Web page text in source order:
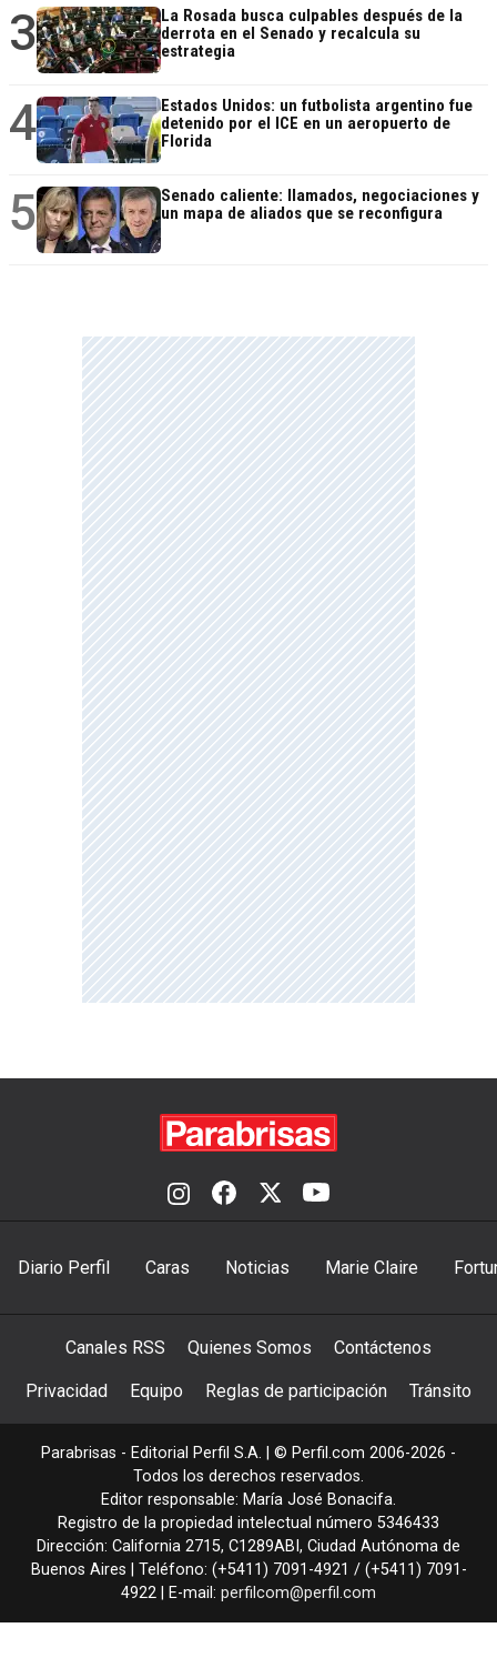
3
La Rosada busca culpables después de la
derrota en el Senado y recalcula su
estrategia
4
Estados Unidos: un futbolista argentino fue
detenido por el ICE en un aeropuerto de
Florida
5
Senado caliente: llamados, negociaciones y
un mapa de aliados que se reconfigura
Diario Perfil Caras Noticias Marie Claire
Canales RSS Quienes Somos Contáctenos
Privacidad Equipo Reglas de participación Tránsito
Parabrisas - Editorial Perfil S.A. | © Perfil.com 2006-2026 -
Todos los derechos reservados.
Editor responsable: María José Bonacifa.
Registro de la propiedad intelectual número 5346433
Dirección: California 2715, C1289ABI , Ciudad Autónoma de
Buenos Aires | Teléfono: (+5411) 7091-4921 / (+5411) 7091-
4922 | E-mail: perfilcom@perfil.com